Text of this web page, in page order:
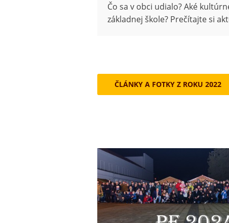
Čo sa v obci udialo? Aké
základnej škole? Prečítajte si
ČLÁNKY A FOTKY Z ROKU 2022